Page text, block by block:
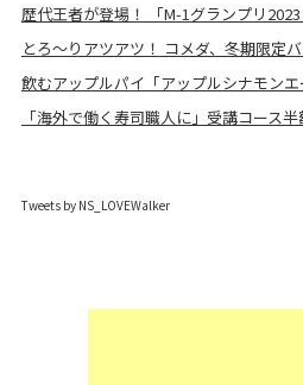
歴代王者が登場！ 「M-1グランプリ
とろ～りアツアツ！ コメダ、冬期限定
飲むアップルパイ「アップルシナモン
「海外で働く寿司職人に」受講コース
Tweets by NS_LOVEWalker